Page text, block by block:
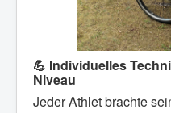
💪 Individuelles
Niveau
Jeder Athlet brachte